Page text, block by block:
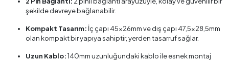
şekilde devreye bağlanabilir.
Kompakt Tasarım: İç çapı 45x26mm ve dış çapı 47,5x28,5mm
olan kompakt bir yapıya sahiptir, yerden tasarruf sağlar.
Uzun Kablo:140mm uzunluğundaki kablo ile esnek montaj